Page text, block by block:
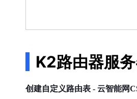
MCP组件
百度搜索
智能应用 行业应用
视频云平台 企业服务
地图服务
K2路由器服
创建自定义路由表 - 云智能网